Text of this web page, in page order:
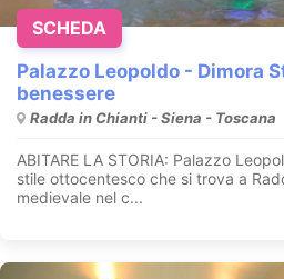
Palazzo Leopoldo - Dimora
benessere
Radda in Chianti - Siena - Toscana
ABITARE LA STORIA: Palazzo
stile ottocentesco che si trova a
medievale nel c...
SCHEDA